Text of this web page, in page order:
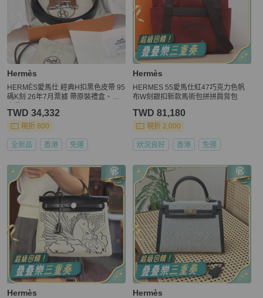
Hermès
HERMÈS愛馬仕 經典H扣黑色皮帶 95
碼K刻 26年7月票據 帶原裝禮盒、防
TWD 34,332
現折 800
全新品 香港 免運
Hermès
HERMES 55愛馬仕紅47巧克力色帆
布W刻銀扣新款馬術包拼拼肩背包
TWD 81,180
現折 2,000
狀況良好 香港 免運
Hermès Hermès